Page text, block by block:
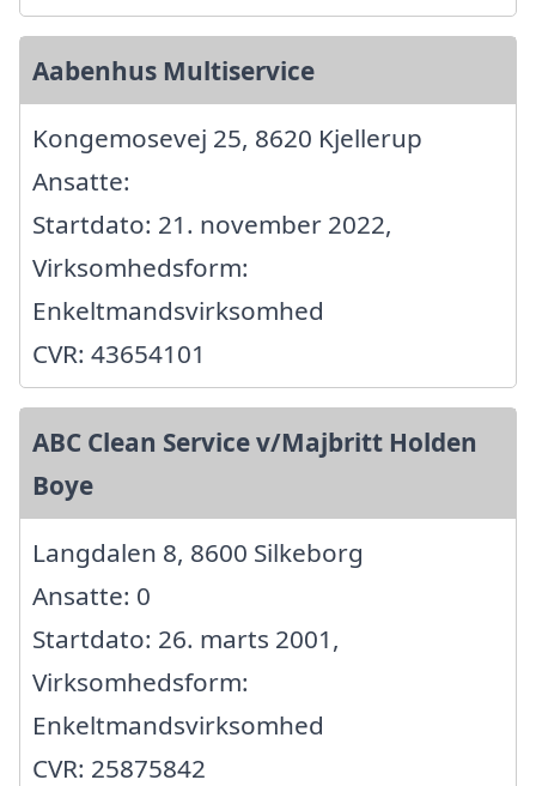
Aabenhus Multiservice
Kongemosevej 25, 8620 Kjellerup
Ansatte:
Startdato: 21. november 2022,
Virksomhedsform:
Enkeltmandsvirksomhed
CVR: 43654101
ABC Clean Service v/Majbritt Holden
Boye
Langdalen 8, 8600 Silkeborg
Ansatte: 0
Startdato: 26. marts 2001,
Virksomhedsform:
Enkeltmandsvirksomhed
CVR: 25875842